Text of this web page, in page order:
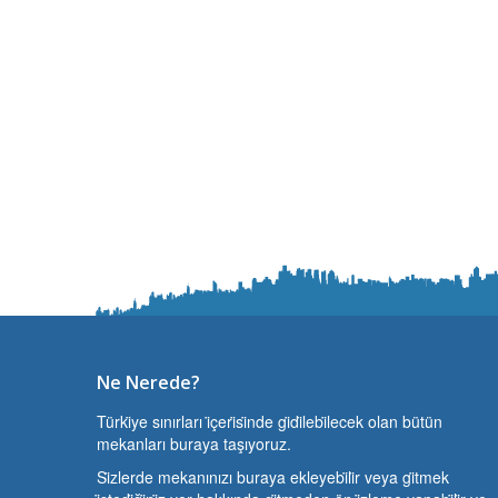
Ne Nerede?
Türki̇ye sınırları i̇çeri̇si̇nde gi̇di̇lebi̇lecek olan bütün
mekanları buraya taşıyoruz.
Si̇zlerde mekanınızı buraya ekleyebi̇li̇r veya gi̇tmek